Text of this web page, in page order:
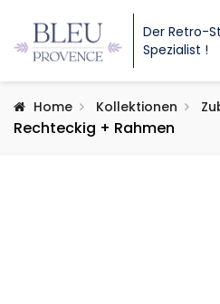
Der Retro-
Spezialist !
Home Kollektionen
Rechteckig + Rahmen